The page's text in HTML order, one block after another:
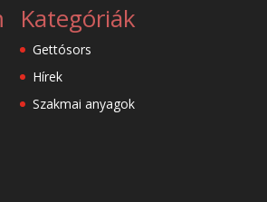
Kategóriák
Gettósors
Hírek
Szakmai anyagok